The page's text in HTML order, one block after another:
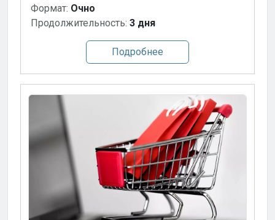
Формат: Очно
Продолжительность: 3 дня
Подробнее